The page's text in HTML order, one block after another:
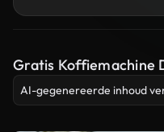
Gratis Koffiemachine
AI-gegenereerde inhoud